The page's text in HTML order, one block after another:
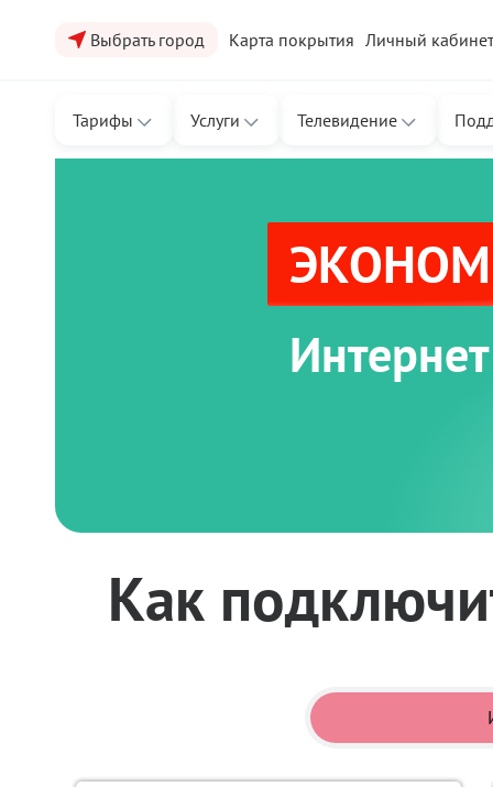
Выбрать город Карта покрытия Личный кабинет
Тарифы Услуги Телевидение
Как